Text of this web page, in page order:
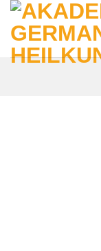
Zum
Inhalt
springen